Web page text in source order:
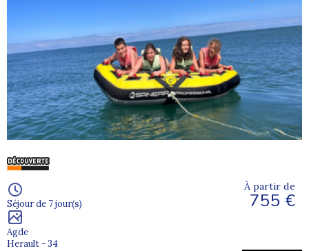
Séjour de 7 jour(s)
Agde
Herault - 34
À partir de
755 €